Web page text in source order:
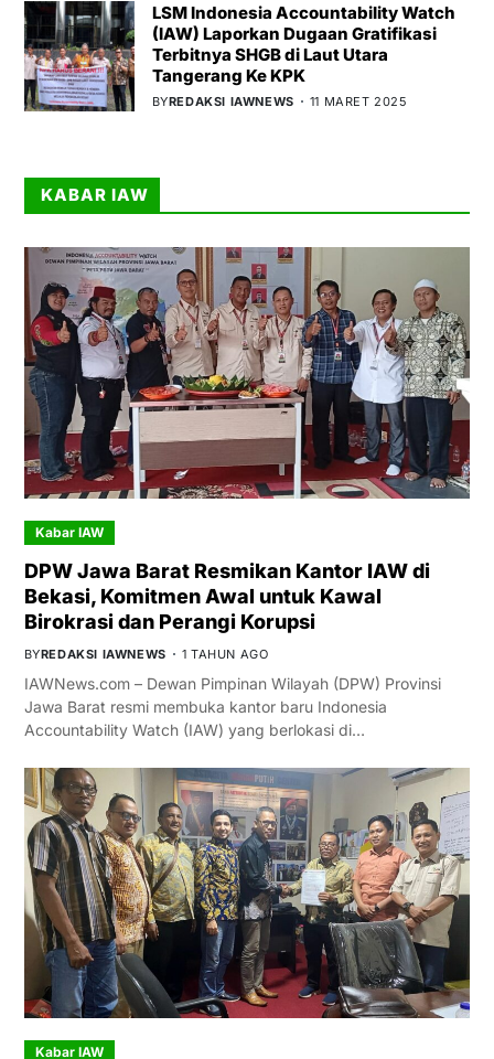
LSM Indonesia Accountability Watch
(IAW) Laporkan Dugaan Gratifikasi
Terbitnya SHGB di Laut Utara
Tangerang Ke KPK
BYREDAKSI IAWNEWS 11 MARET 2025
KABAR IAW
Kabar IAW
DPW Jawa Barat Resmikan Kantor IAW di
Bekasi, Komitmen Awal untuk Kawal
Birokrasi dan Perangi Korupsi
BYREDAKSI IAWNEWS 1 TAHUN AGO
IAWNews.com – Dewan Pimpinan Wilayah (DPW) Provinsi
Jawa Barat resmi membuka kantor baru Indonesia
Accountability Watch (IAW) yang berlokasi di…
Kabar IAW